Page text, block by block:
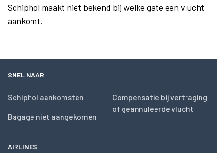
Schiphol maakt niet bekend bij welke gate een vlucht
aankomt.
SNEL NAAR
Schiphol aankomsten
Bagage niet aangekomen
Compensatie bij vertraging
of geannuleerde vlucht
AIRLINES